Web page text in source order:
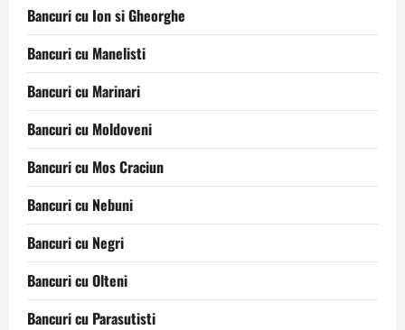
Bancuri cu Ion si Gheorghe
Bancuri cu Manelisti
Bancuri cu Marinari
Bancuri cu Moldoveni
Bancuri cu Mos Craciun
Bancuri cu Nebuni
Bancuri cu Negri
Bancuri cu Olteni
Bancuri cu Parasutisti